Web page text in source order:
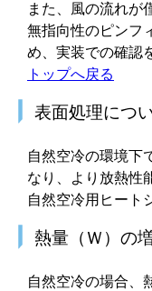
また、風の流れが
無指向性のピンフ
め、実装での確認
トップへ戻る
表面処理につ
自然空冷の環境下
なり、より放熱性
自然空冷用ヒート
熱量（Ｗ）の
自然空冷の場合、